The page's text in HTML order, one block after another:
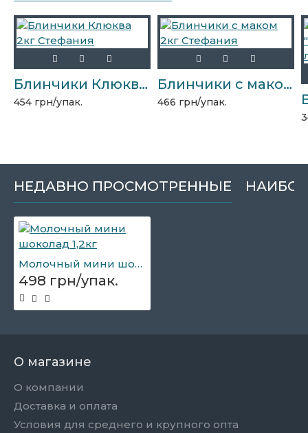
Блинчики Клюква 2кг Стефания
454 грн/упак.
Блинчики с маком 2кг Стефания
466 грн/упак.
НЕДАВНО ПРОСМОТРЕННЫЕ
Молочный мини шоколад 1,2кг
498 грн/упак.
О магазине
О компании
Доставка и оплата
Условия для среднего и крупного опта